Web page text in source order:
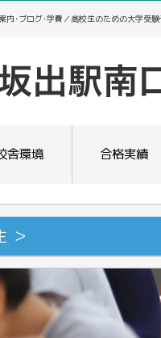
･ブログ･学費／高校生のための大学受
舎環境 合格実績
＞